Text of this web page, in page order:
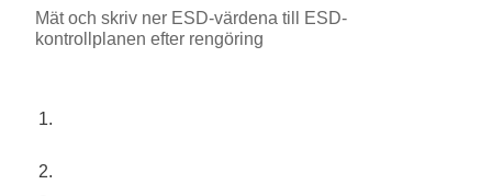
Mät och skriv ner ESD-värdena till ESD-
kontrollplanen efter rengöring